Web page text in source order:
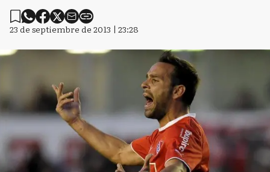
23 de septiembre de 2013 | 23:28